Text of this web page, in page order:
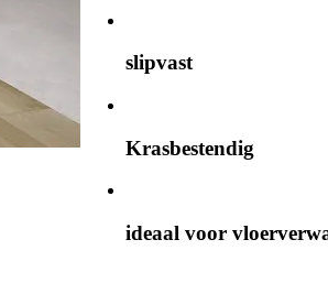
slipvast
Krasbestendig
ideaal voor